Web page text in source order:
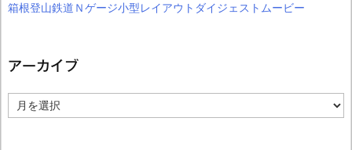
箱根登山鉄道Ｎゲージ小型レイアウトダイジェストムービー
アーカイブ
ー